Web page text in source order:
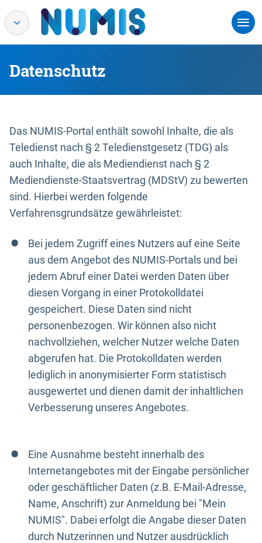
Datenschutz
Das NUMIS-Portal enthält sowohl Inhalte, die als
Teledienst nach § 2 Teledienstgesetz (TDG) als
auch Inhalte, die als Mediendienst nach § 2
Mediendienste-Staatsvertrag (MDStV) zu bewerten
sind. Hierbei werden folgende
Verfahrensgrundsätze gewährleistet:
Bei jedem Zugriff eines Nutzers auf eine Seite
aus dem Angebot des NUMIS-Portals und bei
jedem Abruf einer Datei werden Daten über
diesen Vorgang in einer Protokolldatei
gespeichert. Diese Daten sind nicht
personenbezogen. Wir können also nicht
nachvollziehen, welcher Nutzer welche Daten
abgerufen hat. Die Protokolldaten werden
lediglich in anonymisierter Form statistisch
ausgewertet und dienen damit der inhaltlichen
Verbesserung unseres Angebotes.
Eine Ausnahme besteht innerhalb des
Internetangebotes mit der Eingabe persönlicher
oder geschäftlicher Daten (z.B. E-Mail-Adresse,
Name, Anschrift) zur Anmeldung bei "Mein
NUMIS". Dabei erfolgt die Angabe dieser Daten
durch Nutzerinnen und Nutzer ausdrücklich